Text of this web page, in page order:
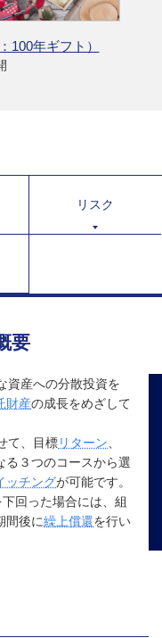
100年ギフト）
リスク
要
資産への分散投資を
財産の成長をめざして
て、目標リターン
る３つのコースから選
ッチングが可能です。
回った場合には、組
間後に繰上償還を行い